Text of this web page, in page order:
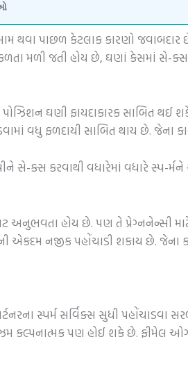
થવા પાછળ કેટલાક કારણો
મળી જતી હોય છે, ઘણાં કેસમાં સે-
ઘણી ફાયદાકારક સાબિત થઈ
વધુ ફળદાયી સાબિત થાય છે.
ક્સ કરવાથી વધારેમાં વધારે સ્પ-
અનુભવતા હોય છે. પણ તે પ્રેગ્નનેન્સી
એકદમ નજીક પહોંચાડી શકાય છે.
સ્પર્મ સર્વિક્સ સુધી પહોંચાડવા
પણ હોઈ શકે છે. ફીમેલ